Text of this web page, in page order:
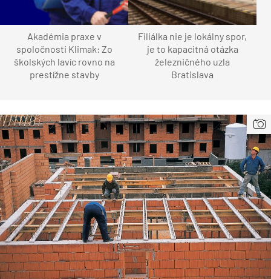
Akadémia praxe v
spoločnosti Klimak: Zo
školských lavíc rovno na
prestížne stavby
Filiálka nie je lokálny spor,
je to kapacitná otázka
železničného uzla
Bratislava